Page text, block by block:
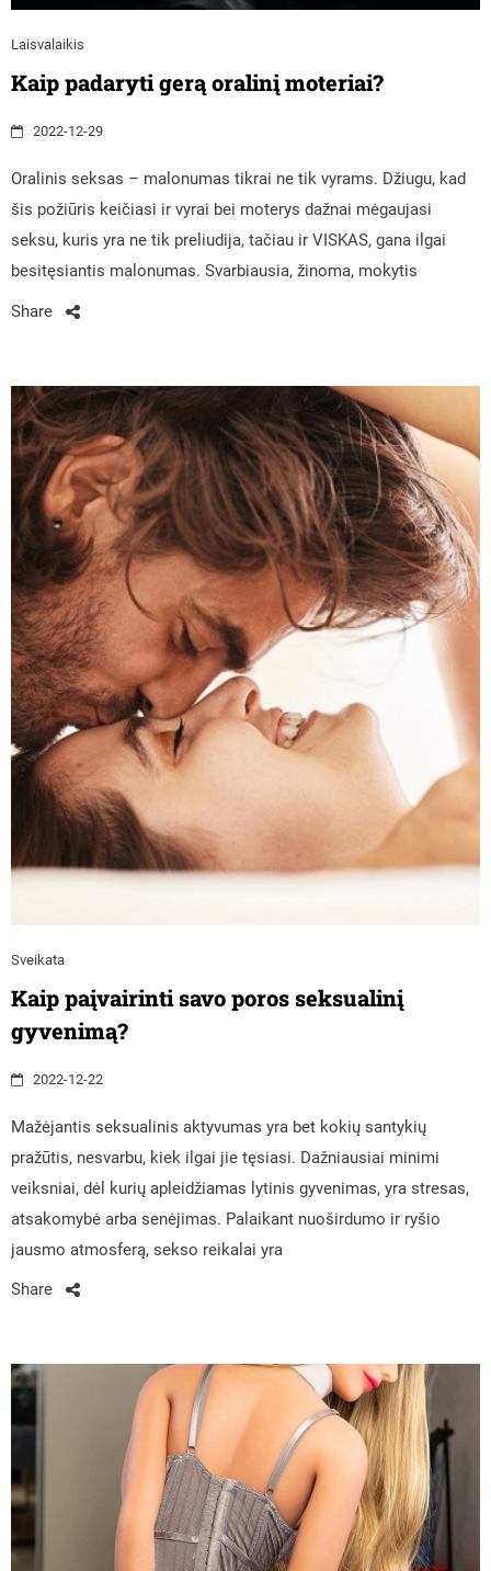
Laisvalaikis
Kaip padaryti gerą oralinį moteriai?
2022-12-29
Oralinis seksas – malonumas tikrai ne tik vyrams. Džiugu, kad
šis požiūris keičiasi ir vyrai bei moterys dažnai mėgaujasi
seksu, kuris yra ne tik preliudija, tačiau ir VISKAS, gana ilgai
besitęsiantis malonumas. Svarbiausia, žinoma, mokytis
Share
Sveikata
Kaip paįvairinti savo poros seksualinį
gyvenimą?
2022-12-22
Mažėjantis seksualinis aktyvumas yra bet kokių santykių
pražūtis, nesvarbu, kiek ilgai jie tęsiasi. Dažniausiai minimi
veiksniai, dėl kurių apleidžiamas lytinis gyvenimas, yra stresas,
atsakomybė arba senėjimas. Palaikant nuoširdumo ir ryšio
jausmo atmosferą, sekso reikalai yra
Share